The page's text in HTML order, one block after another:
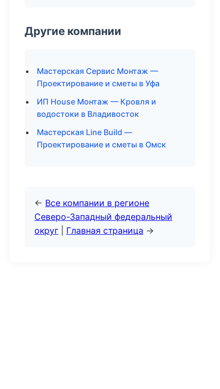
Другие компании
Мастерская Сервис Монтаж —
Проектирование и сметы в Уфа
ИП House Монтаж — Кровля и
водостоки в Владивосток
Мастерская Line Build —
Проектирование и сметы в Омск
← Все компании в регионе
Северо-Западный федеральный
округ
Главная страница →